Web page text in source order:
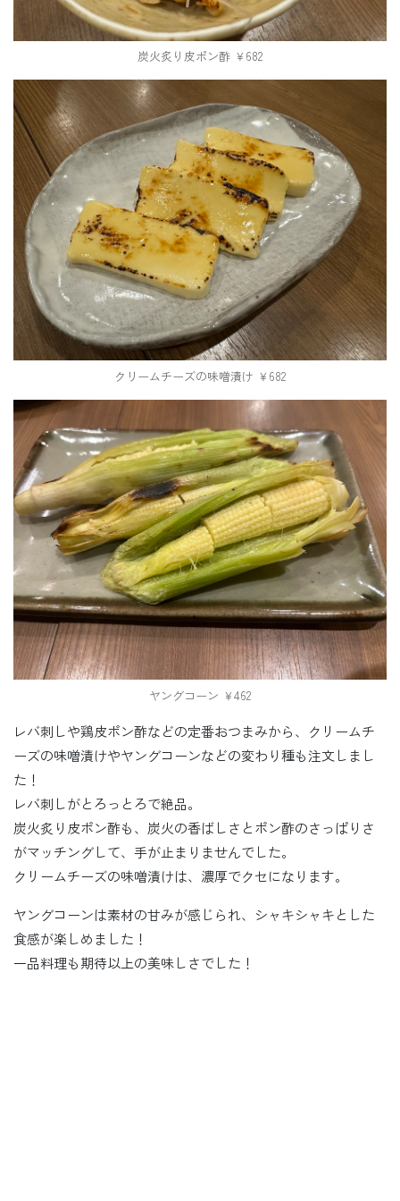
炭火炙り皮ポン酢 ￥682
クリームチーズの味噌漬け ￥682
ヤングコーン ￥462
レバ刺しや鶏皮ポン酢などの定番おつまみから、クリームチ
ーズの味噌漬けやヤングコーンなどの変わり種も注文しまし
た！
レバ刺しがとろっとろで絶品。
炭火炙り皮ポン酢も、炭火の香ばしさとポン酢のさっぱりさ
がマッチングして、手が止まりませんでした。
クリームチーズの味噌漬けは、濃厚でクセになります。
ヤングコーンは素材の甘みが感じられ、シャキシャキとした
食感が楽しめました！
一品料理も期待以上の美味しさでした！